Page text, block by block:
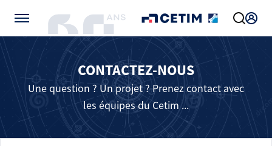
CONTACTEZ-NOUS
Une question ? Un projet ? Prenez contact avec
les équipes du Cetim ...